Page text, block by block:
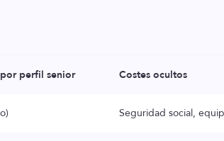
perfil senior Costes ocultos
Seguridad social,